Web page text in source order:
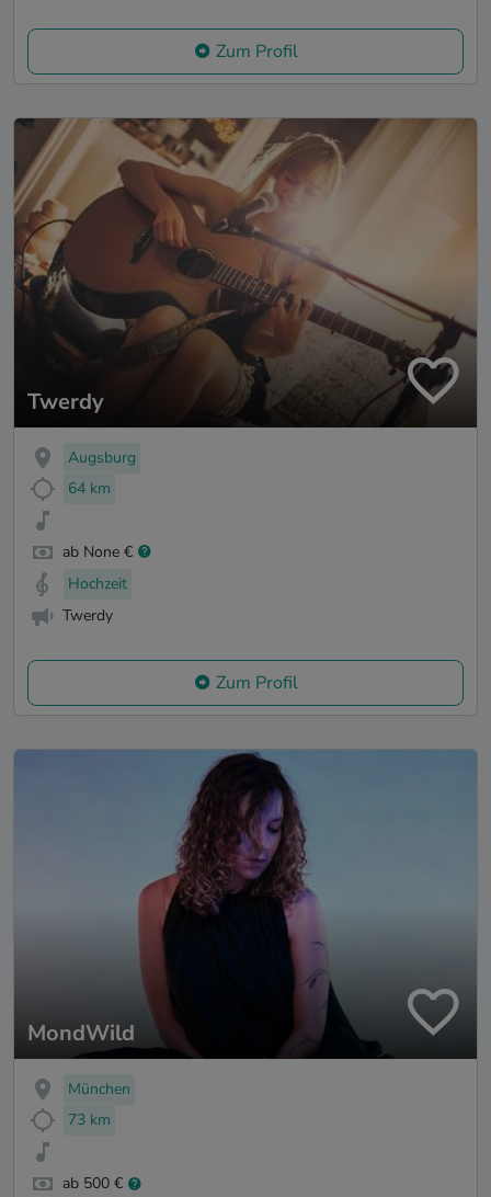
Zum Profil
Twerdy
Augsburg
64 km
ab None €
Hochzeit
Twerdy
Zum Profil
MondWild
München
73 km
ab 500 €